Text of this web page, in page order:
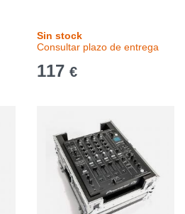
Sin stock
Consultar plazo de entrega
117 €